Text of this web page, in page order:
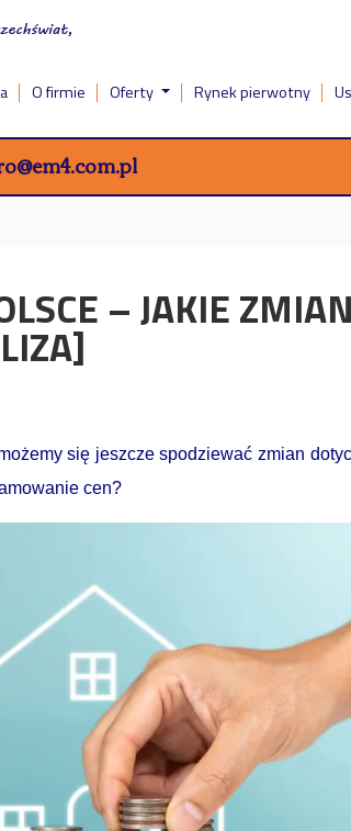
O firmie Oferty Rynek pierwotny
– JAKIE
się jeszcze spodziewać zmian
cen?